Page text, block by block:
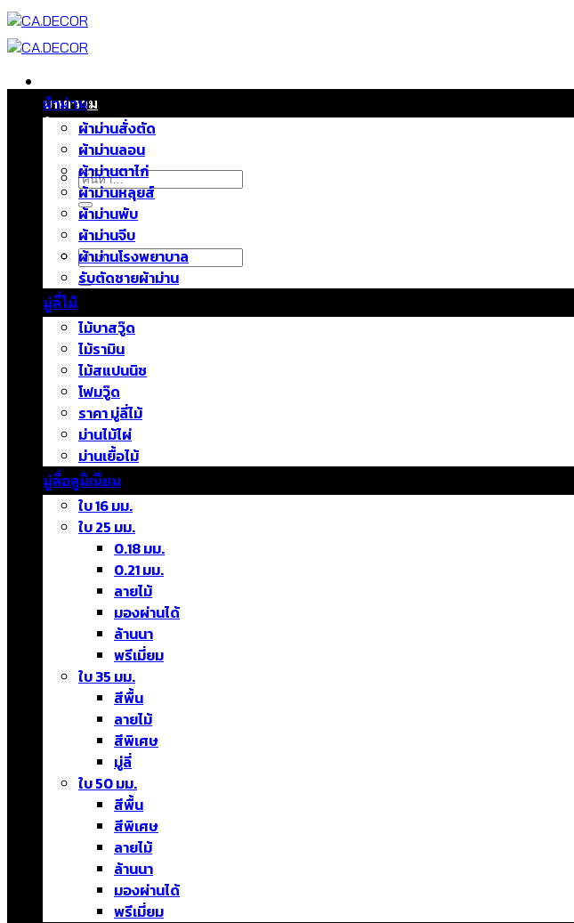
ข้าม
ยัง
บทความ
ติดต่อเรา
เกี่ยวกับเรา
ค้นหา:
ค้นหา:
ผ้าม่าน
ผ้าม่านสั่งตัด
ผ้าม่านลอน
ผ้าม่านตาไก่
ผ้าม่านหลุยส์
ผ้าม่านพับ
ผ้าม่านจีบ
ผ้าม่านโรงพยาบาล
รับตัดชายผ้าม่าน
มู่ลี่ไม้
ไม้บาสวู๊ด
ไม้รามิน
ไม้สแปนนิช
โฟมวู๊ด
ราคา มู่ลี่ไม้
ม่านไม้ไผ่
ม่านเยื้อไม้
มู่ลี่อลูมิเนียม
ใบ 16 มม.
ใบ 25 มม.
0.18 มม.
0.21 มม.
ลายไม้
มองผ่านได้
ล้านนา
พรีเมี่ยม
ใบ 35 มม.
สีพื้น
ลายไม้
สีพิเศษ
มู่ลี่
ใบ 50 มม.
สีพื้น
สีพิเศษ
ลายไม้
ล้านนา
มองผ่านได้
พรีเมี่ยม